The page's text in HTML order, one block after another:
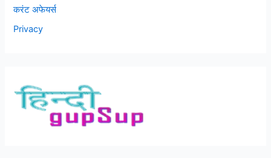
करंट अफेयर्स
Privacy